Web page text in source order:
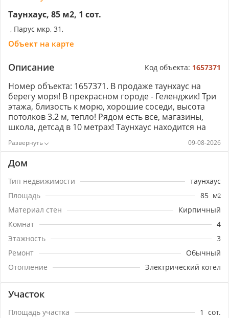
Таунхаус, 85 м2, 1 сот.
, Парус мкр, 31,
Объект на карте
Описание Код объекта: 1657371
Номер объекта: 1657371. В продаже таунхаус на
берегу моря! В прекрасном городе - Геленджик! Три
этажа, близость к морю, хорошие соседи, высота
потолков 3.2 м, тепло! Рядом есть все, магазины,
школа, детсад в 10 метрах! Таунхаус находится на
дорогу находится сосновый парк, отлично для
прогулок! Идеально и для жизни, и для сдачи!!!
Прекрасное предложение по очень выгодной
цене!!!
09-08-2026
Дом
Тип недвижимости
таунхаус
Площадь
85 м2
Материал стен
Кирпичный
Комнат
4
Этажность
3
Ремонт
Обычный
Отопление
Электрический котел
Участок
Площадь участка 1 сот.